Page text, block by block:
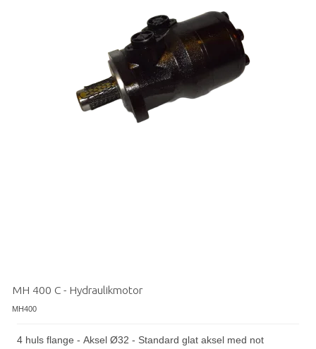
MH 400 C - Hydraulikmotor
MH400
4 huls flange - Aksel Ø32 - Standard glat aksel med not